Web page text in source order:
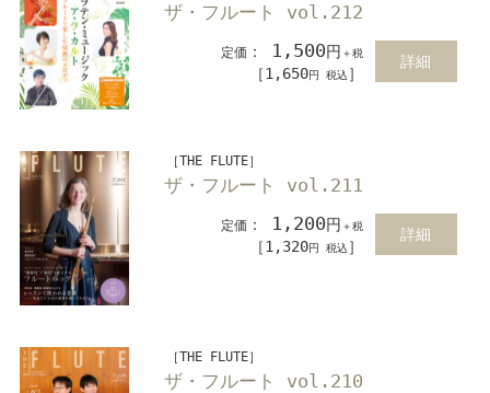
ザ・フルート vol.212
定価 ： 1,500円 ＋税
［1,650円 税込 ］
詳細
［THE FLUTE］
ザ・フルート vol.211
定価 ： 1,200円 ＋税
［1,320円 税込 ］
詳細
［THE FLUTE］
ザ・フルート vol.210